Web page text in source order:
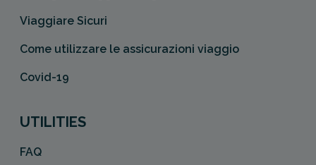
Viaggiare Sicuri
Come utilizzare le assicurazioni viaggio
Covid-19
UTILITIES
FAQ